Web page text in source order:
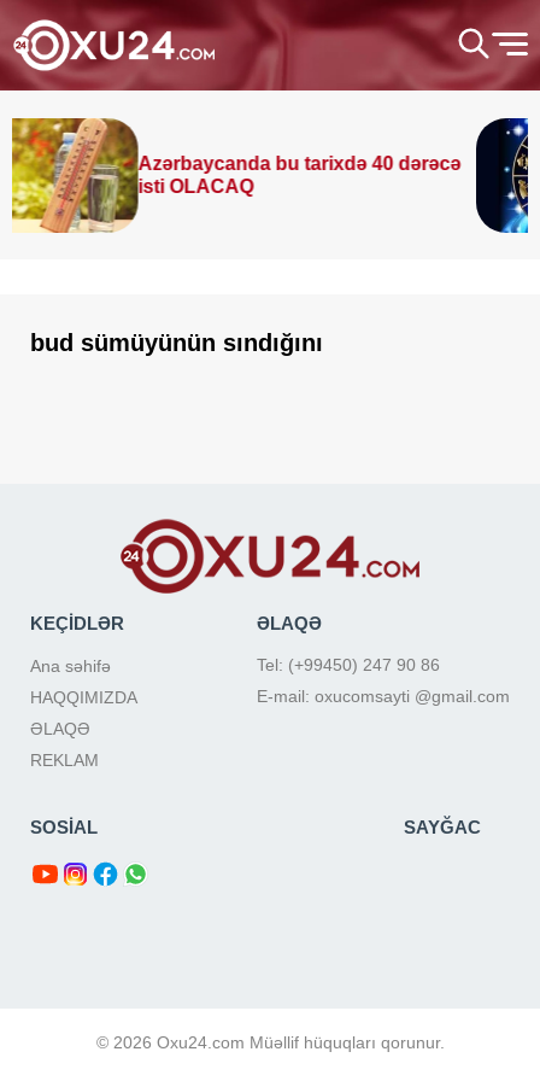
Azərbaycanda bu tarixdə 40 dərəcə
isti OLACAQ
bud sümüyünün sındığını
KEÇİDLƏR
Ana səhifə
HAQQIMIZDA
ƏLAQƏ
REKLAM
ƏLAQƏ
Tel: (+99450) 247 90 86
E-mail: oxucomsayti @gmail.com
SOSİAL SAYĞAC
© 2026 Oxu24.com Müəllif hüquqları qorunur.